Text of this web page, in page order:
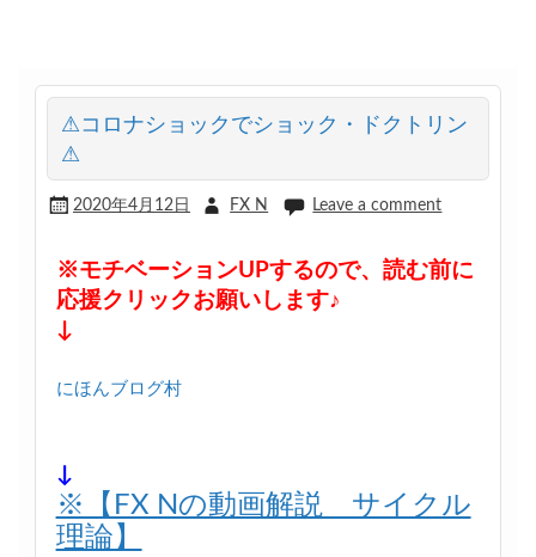
⚠コロナショックでショック・ドクトリン
⚠
2020年4月12日 FX N Leave a comment
※モチベーションUPするので、読む前に
応援クリックお願いします♪
↓
にほんブログ村
↓
※【FX Nの動画解説 サイクル
理論】